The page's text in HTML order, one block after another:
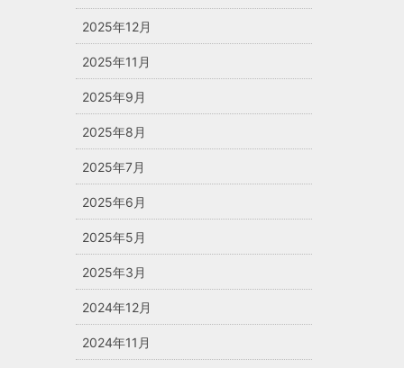
2025年12月
2025年11月
2025年9月
2025年8月
2025年7月
2025年6月
2025年5月
2025年3月
2024年12月
2024年11月